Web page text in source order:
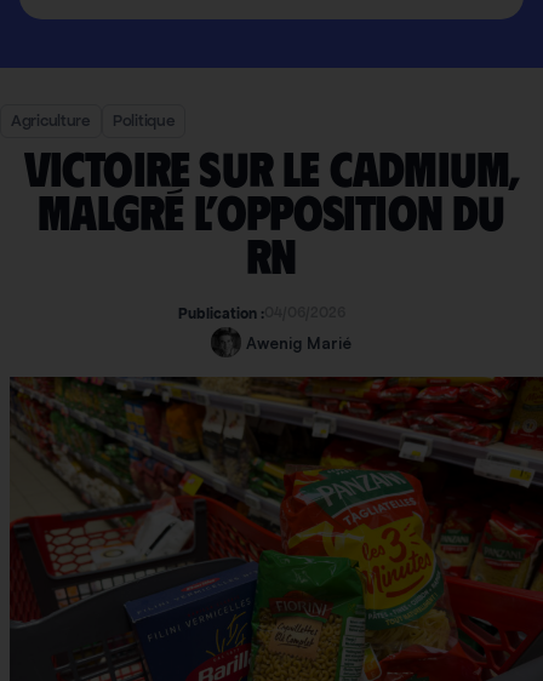
Agriculture Politique
Victoire sur le cadmium,
malgré l’opposition du
RN
Publication :
Awenig Marié